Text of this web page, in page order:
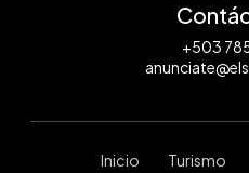
+503
Inicio Turismo